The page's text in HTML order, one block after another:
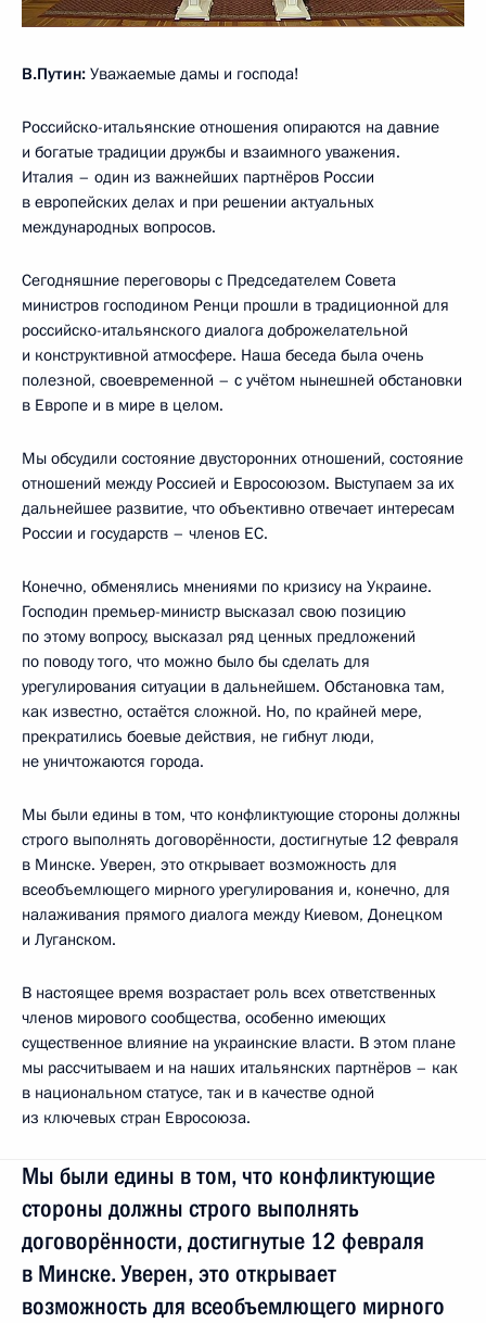
В.Путин: Уважаемые дамы и господа!
Российско-итальянские отношения опираются на давние
и богатые традиции дружбы и взаимного уважения.
Италия – один из важнейших партнёров России
в европейских делах и при решении актуальных
международных вопросов.
Сегодняшние переговоры с Председателем Совета
министров господином Ренци прошли в традиционной для
российско-итальянского диалога доброжелательной
и конструктивной атмосфере. Наша беседа была очень
полезной, своевременной – с учётом нынешней обстановки
в Европе и в мире в целом.
Мы обсудили состояние двусторонних отношений, состояние
отношений между Россией и Евросоюзом. Выступаем за их
дальнейшее развитие, что объективно отвечает интересам
России и государств – членов ЕС.
Конечно, обменялись мнениями по кризису на Украине.
Господин премьер-министр высказал свою позицию
по этому вопросу, высказал ряд ценных предложений
по поводу того, что можно было бы сделать для
урегулирования ситуации в дальнейшем. Обстановка там,
как известно, остаётся сложной. Но, по крайней мере,
прекратились боевые действия, не гибнут люди,
не уничтожаются города.
Мы были едины в том, что конфликтующие стороны должны
строго выполнять договорённости, достигнутые 12 февраля
в Минске. Уверен, это открывает возможность для
всеобъемлющего мирного урегулирования и, конечно, для
налаживания прямого диалога между Киевом, Донецком
и Луганском.
В настоящее время возрастает роль всех ответственных
членов мирового сообщества, особенно имеющих
существенное влияние на украинские власти. В этом плане
мы рассчитываем и на наших итальянских партнёров – как
в национальном статусе, так и в качестве одной
из ключевых стран Евросоюза.
Мы были едины в том, что конфликтующие
стороны должны строго выполнять
договорённости, достигнутые 12 февраля
в Минске. Уверен, это открывает
возможность для всеобъемлющего мирного